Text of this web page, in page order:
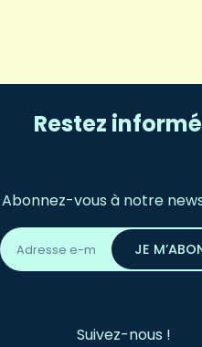
Restez
Abonnez-vous à notre
Adresse
email
*
JE
Suivez-nous !